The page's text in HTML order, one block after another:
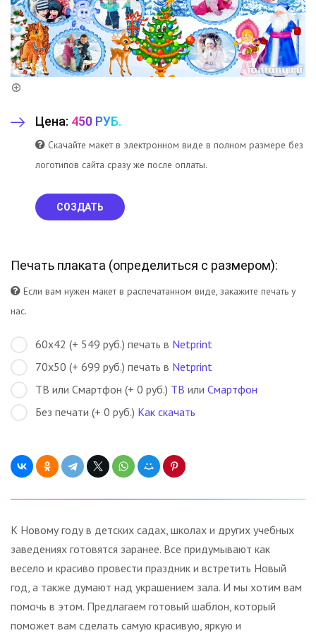
Цена: 450 РУБ.
Скачайте макет в электронном виде в полном размере без
логотипов сайта сразу же после оплаты.
СОЗДАТЬ
Печать плаката (определиться с размером):
Если вам нужен макет в распечатанном виде, закажите печать у
нас.
60х42 (+ 549 руб.) печать в Netprint
70х50 (+ 699 руб.) печать в Netprint
ТВ или Смартфон (+ 0 руб.) ТВ или Смартфон
Без печати (+ 0 руб.) Как скачать
К Новому году в детских садах, школах и других учебных
заведениях готовятся заранее. Все придумывают как
весело и красиво провести праздник и встретить Новый
год, а также думают над украшением зала. И мы хотим вам
помочь в этом. Предлагаем готовый шаблон, который
поможет вам сделать самую красивую, яркую и